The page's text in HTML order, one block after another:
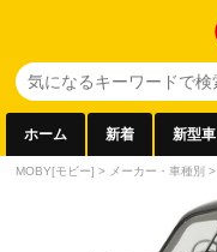
ホーム 新着 新型車
MOBY[モビー] > メーカー・車種別 >